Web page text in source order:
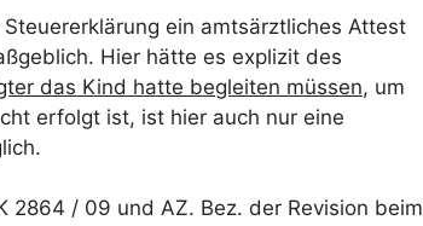
ein amtsärztliches Attest
Hier hätte es explizit des
das Kind hatte begleiten müssen, um
erfolgt ist, ist hier auch nur eine
2864 / 09 und AZ. Bez. der Revision beim